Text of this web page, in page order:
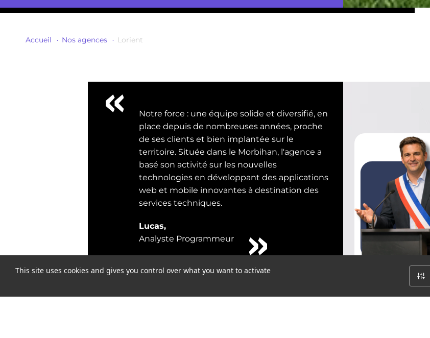
Accueil Nos agences Lorient
Notre force : une équipe solide et diversifié, en
place depuis de nombreuses années, proche
de ses clients et bien implantée sur le
territoire. Située dans le Morbihan, l'agence a
basé son activité sur les nouvelles
technologies en développant des applications
web et mobile innovantes à destination des
services techniques.
Lucas,
Analyste Programmeur
This site uses cookies and gives you control over what you want to activate